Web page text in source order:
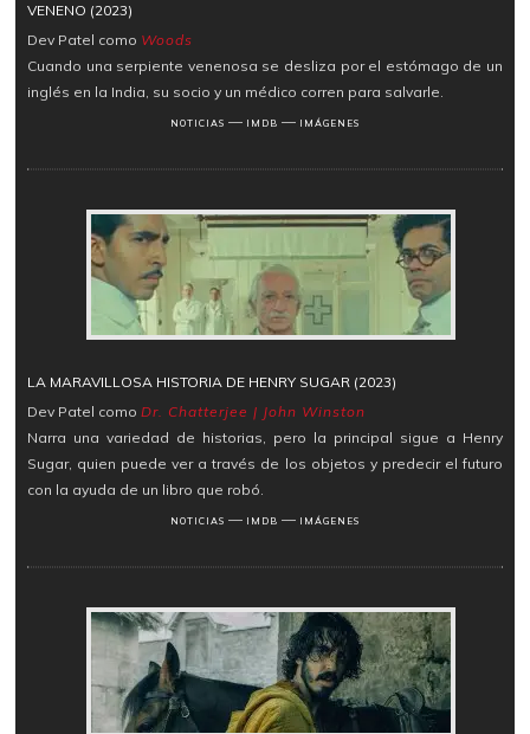
VENENO (2023)
Dev Patel como Woods
Cuando una serpiente venenosa se desliza por el estómago de un
inglés en la India, su socio y un médico corren para salvarle.
NOTICIAS ― IMDB ― IMÁGENES
LA MARAVILLOSA HISTORIA DE HENRY SUGAR (2023)
Dev Patel comoDr. Chatterjee | John Winston
Narra una variedad de historias, pero la principal sigue a Henry
Sugar, quien puede ver a través de los objetos y predecir el futuro
con la ayuda de un libro que robó.
NOTICIAS ― IMDB ― IMÁGENES